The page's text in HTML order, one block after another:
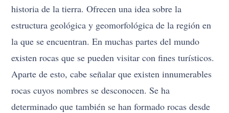
historia de la tierra. Ofrecen una idea sobre la
estructura geológica y geomorfológica de la región en
la que se encuentran. En muchas partes del mundo
existen rocas que se pueden visitar con fines turísticos.
Aparte de esto, cabe señalar que existen innumerables
rocas cuyos nombres se desconocen. Se ha
determinado que también se han formado rocas desde